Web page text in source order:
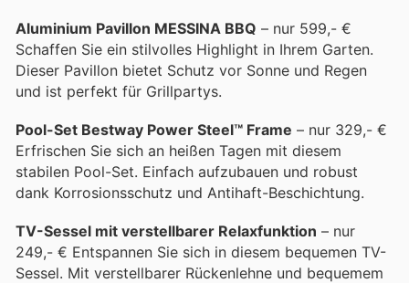
Aluminium Pavillon MESSINA BBQ – nur 599,- €
Schaffen Sie ein stilvolles Highlight in Ihrem Garten.
Dieser Pavillon bietet Schutz vor Sonne und Regen
und ist perfekt für Grillpartys.
Pool-Set Bestway Power Steel™ Frame – nur 329,- €
Erfrischen Sie sich an heißen Tagen mit diesem
stabilen Pool-Set. Einfach aufzubauen und robust
dank Korrosionsschutz und Antihaft-Beschichtung.
TV-Sessel mit verstellbarer Relaxfunktion – nur
249,- € Entspannen Sie sich in diesem bequemen TV-
Sessel. Mit verstellbarer Rückenlehne und bequemem